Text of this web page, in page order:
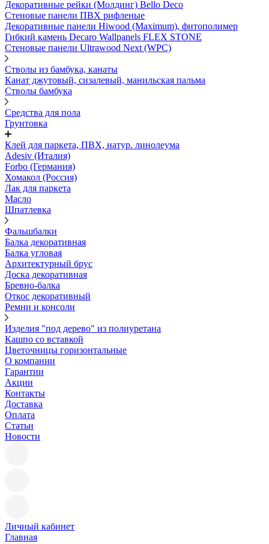
Декоративные рейки (Молдинг) Bello Deco
Стеновые панели ПВХ рифленые
Декоративные панели Hiwood (Maximum), фитополимер
Гибкий камень Decaro Wallpanels FLEX STONE
Стеновые панели Ultrawood Next (WPC)
Стволы из бамбука, канаты
Канат джутовый, сизалевый, манильская пальма
Стволы бамбука
Средства для пола
Грунтовка
Клей для паркета, ПВХ, натур. линолеума
Adesiv (Италия)
Forbo (Германия)
Хомакол (Россия)
Лак для паркета
Масло
Шпатлевка
Фальшбалки
Балка декоративная
Балка угловая
Архитектурный брус
Доска декоративная
Бревно-балка
Откос декоративный
Ремни и консоли
Изделия "под дерево" из полиуретана
Кашпо со вставкой
Цветочницы горизонтальные
О компании
Гарантии
Акции
Контакты
Доставка
Оплата
Статьи
Новости
Личный кабинет
Главная